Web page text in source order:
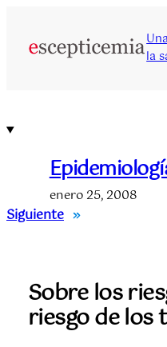
contenido
la
enero 25, 2008
Siguiente »
Sobre los
riesgo de